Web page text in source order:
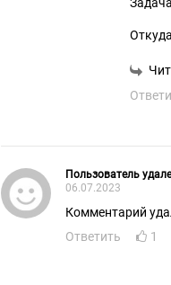
Зачем
Пользователь
06.07.2023
Комментарий
Ответить
1